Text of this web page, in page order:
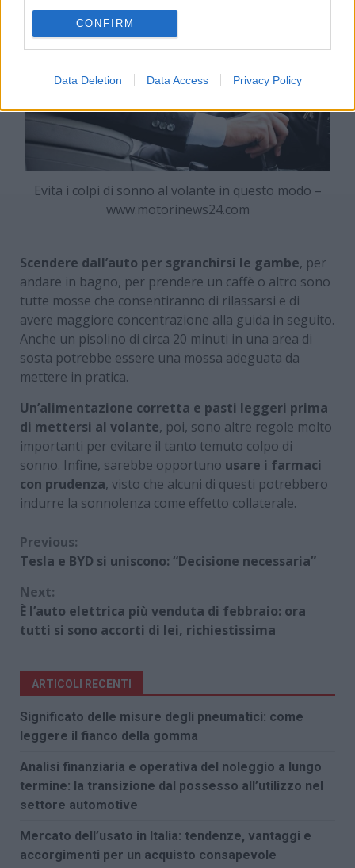
CONFIRM
Data Deletion Data Access Privacy Policy
Evita i colpi di sonno al volante in questo modo –
www.motorinews24.com
Scendere dall’auto per sgranchirsi le gambe, per
andare in bagno, per prendere un caffè o altro sono
tutte mosse che consentiranno di rilassarsi e di
avere maggiore concentrazione alla guida in seguito.
Anche un pisolino di circa 20 minuti in una area di
sosta potrebbe essere una mossa adeguata da
mettere in pratica.
Un’alimentazione corretta e pasti leggeri prima
di mettersi al volante, poi, sono altre regole molto
importanti per evitare il tanto temuto colpo di
sonno. Infine, sarebbe opportuno usare i farmaci
con prudenza, visto che alcuni di questi potrebbero
indurre la sonnolenza come effetto collaterale.
Continue
Previous:
Tesla e BYD si uniscono: “Decisione necessaria”
Next:
È l’auto elettrica più venduta di febbraio: ora
tutti si sono accorti di lei, richiestissima
ARTICOLI RECENTI
Significato delle misure degli pneumatici: come
leggere il fianco della gomma
Analisi finanziaria e operativa del noleggio a lungo
termine: la transizione dal possesso all’utilizzo nel
settore automotive
Mercato dell’usato in Italia: tendenze, vantaggi e
accorgimenti per un acquisto consapevole